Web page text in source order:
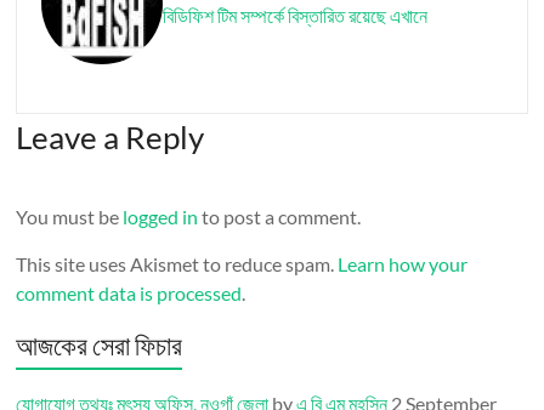
বিডিফিশ টিম সম্পর্কে বিস্তারিত রয়েছে এখানে
Leave a Reply
You must be logged in to post a comment.
This site uses Akismet to reduce spam. Learn how your
comment data is processed.
আজকের সেরা ফিচার
যোগাযোগ তথ্যঃ মৎস্য অফিস, নওগাঁ জেলা byএ বি এম মহসিন2 September